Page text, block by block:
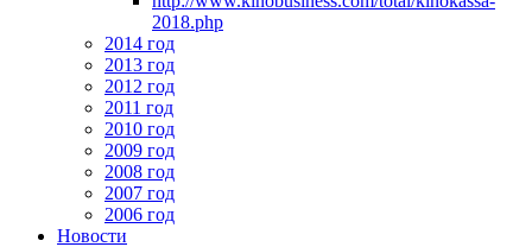
2018.php
2014 год
2013 год
2012 год
2011 год
2010 год
2009 год
2008 год
2007 год
2006 год
Новости